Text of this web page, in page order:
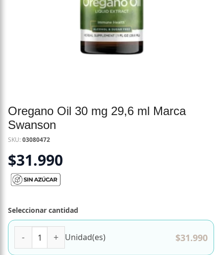
Oregano Oil 30 mg 29,6 ml Marca
Swanson
SKU:03080472
$31.990
Seleccionar cantidad
Unidad(es) $31.990